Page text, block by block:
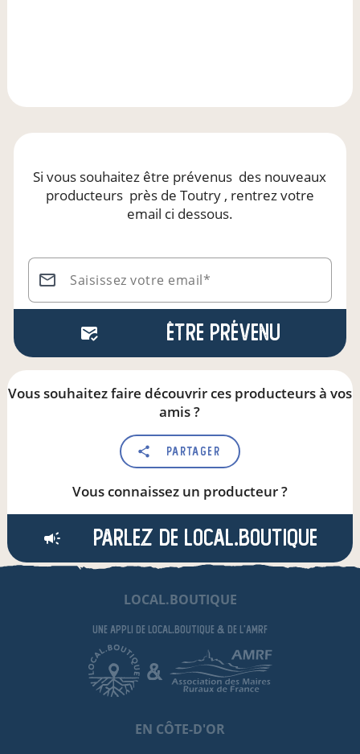
Si vous souhaitez être prévenus des nouveaux
producteurs près de Toutry, rentrez votre
email ci dessous.
Saisissez votre email*
Être prévenu
Vous souhaitez faire découvrir ces producteurs à vos
amis ?
Partager
Vous connaissez un producteur ?
Parlez de local.boutique
LOCAL.BOUTIQUE
une appli de local.boutique & de l'AMRF
&
EN CÔTE-D'OR